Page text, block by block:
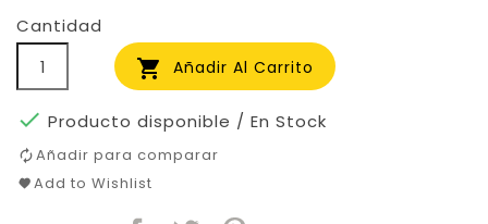
Cantidad
 Añadir Al Carrito
 Producto disponible / En Stock
Añadir para comparar
Add to Wishlist